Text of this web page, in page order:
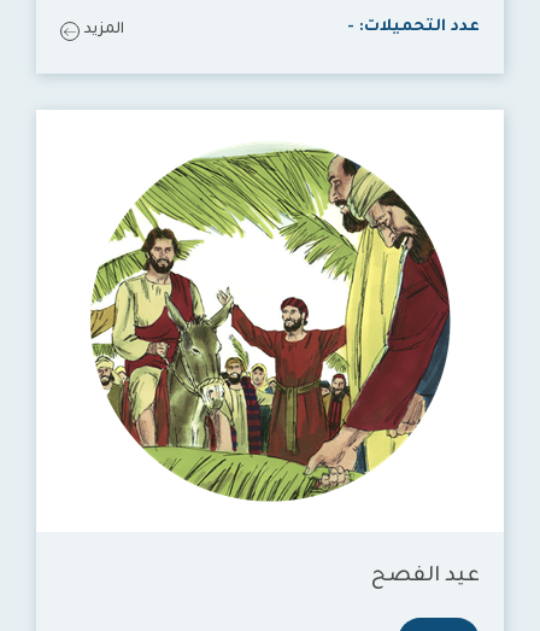
عدد التحميلات: - المزيد
عيد الفصح